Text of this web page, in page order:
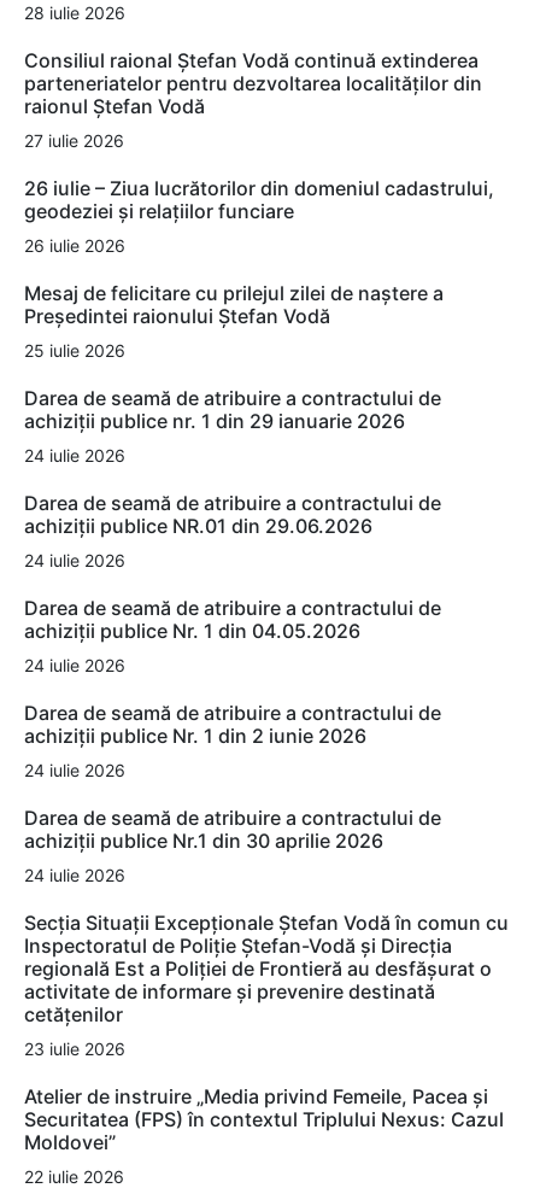
28 iulie 2026
Consiliul raional Ștefan Vodă continuă extinderea
parteneriatelor pentru dezvoltarea localităților din
raionul Ștefan Vodă
27 iulie 2026
26 iulie – Ziua lucrătorilor din domeniul cadastrului,
geodeziei și relațiilor funciare
26 iulie 2026
Mesaj de felicitare cu prilejul zilei de naștere a
Președintei raionului Ștefan Vodă
25 iulie 2026
Darea de seamă de atribuire a contractului de
achiziții publice nr. 1 din 29 ianuarie 2026
24 iulie 2026
Darea de seamă de atribuire a contractului de
achiziții publice NR.01 din 29.06.2026
24 iulie 2026
Darea de seamă de atribuire a contractului de
achiziții publice Nr. 1 din 04.05.2026
24 iulie 2026
Darea de seamă de atribuire a contractului de
achiziții publice Nr. 1 din 2 iunie 2026
24 iulie 2026
Darea de seamă de atribuire a contractului de
achiziții publice Nr.1 din 30 aprilie 2026
24 iulie 2026
Secția Situații Excepționale Ștefan Vodă în comun cu
Inspectoratul de Poliție Ștefan-Vodă și Direcția
regională Est a Poliției de Frontieră au desfășurat o
activitate de informare și prevenire destinată
cetățenilor
23 iulie 2026
Atelier de instruire „Media privind Femeile, Pacea și
Securitatea (FPS) în contextul Triplului Nexus: Cazul
Moldovei”
22 iulie 2026